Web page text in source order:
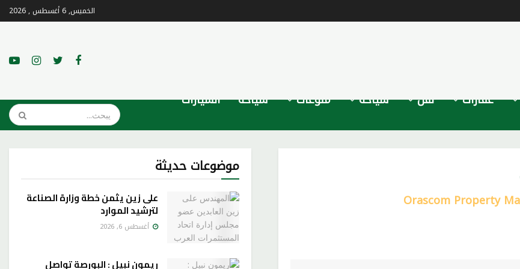
الخميس, 6 أغسطس , 2026
عقارات نقل سياحة منوعات سياحة
السيارات
موضوعات حديثة
على زين يثمن خطة وزارة الصناعة
لترشيد الموارد
أغسطس 6, 2026
ريمون نبيل : البورصة تواصل